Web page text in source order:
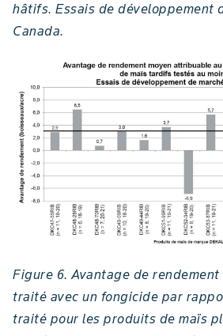
hâtifs. Essais de développement
Canada.
Figure 6. Avantage de rendement
traité avec un fongicide par
traité pour les produits de maïs